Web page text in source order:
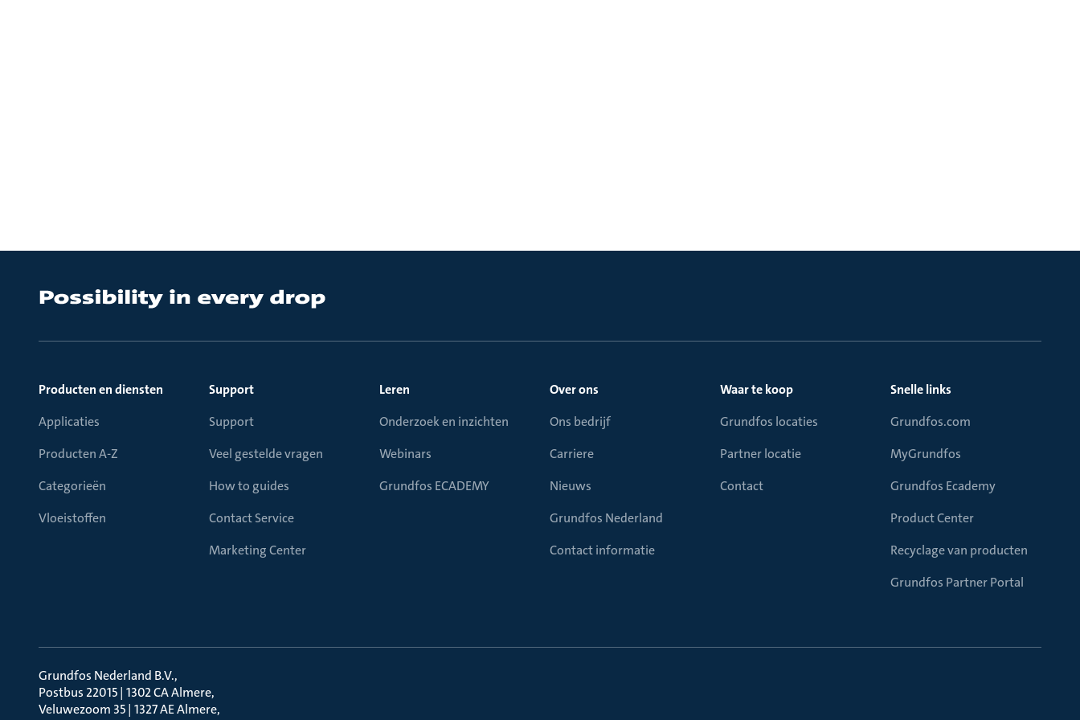
Producten en diensten
Applicaties
Producten A-Z
Categorieën
Vloeistoffen
Support
Support
Veel gestelde vragen
How to guides
Contact Service
Marketing Center
Leren
Onderzoek en inzichten
Webinars
Grundfos ECADEMY
Over ons
Ons bedrijf
Carriere
Nieuws
Grundfos Nederland
Contact informatie
Waar te koop
Grundfos locaties
Partner locatie
Contact
Snelle links
Grundfos.com
MyGrundfos
Grundfos Ecademy
Product Center
Recyclage van producten
Grundfos Partner Portal
Grundfos Nederland B.V.
Postbus 22015 | 1302 CA Almere
Veluwezoom 35 | 1327 AE Almere